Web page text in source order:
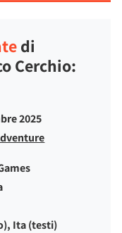
di
Cerchio:
2025
Ita (testi)